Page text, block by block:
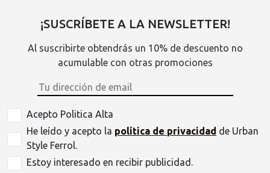
¡SUSCRÍBETE A LA NEWSLETTER!
Al suscribirte obtendrás un 10% de descuento no
acumulable con otras promociones
Acepto Politica Alta
He leído y acepto la política de privacidad de Urban
Style Ferrol.
Estoy interesado en recibir publicidad.